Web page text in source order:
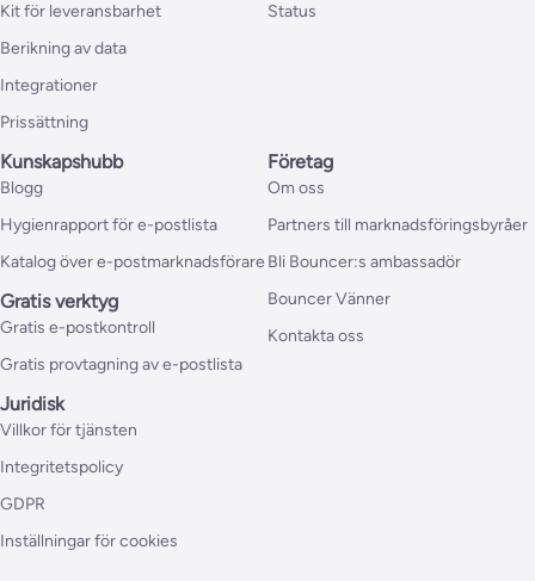
Kit för leveransbarhet
Berikning av data
Integrationer
Prissättning
Status
Kunskapshubb
Blogg
Hygienrapport för e-postlista
Katalog över e-postmarknadsförare
Gratis verktyg
Gratis e-postkontroll
Gratis provtagning av e-postlista
Företag
Om oss
Partners till marknadsföringsbyråer
Bli Bouncer:s ambassadör
Bouncer Vänner
Kontakta oss
Juridisk
Villkor för tjänsten
Integritetspolicy
GDPR
Inställningar för cookies